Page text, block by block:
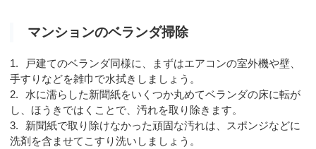
マンションのベランダ掃除
戸建てのベランダ同様に、まずはエアコンの室外機や壁、
手すりなどを雑巾で水拭きしましょう。
水に濡らした新聞紙をいくつか丸めてベランダの床に転が
し、ほうきではくことで、汚れを取り除きます。
新聞紙で取り除けなかった頑固な汚れは、スポンジなどに
洗剤を含ませてこすり洗いしましょう。